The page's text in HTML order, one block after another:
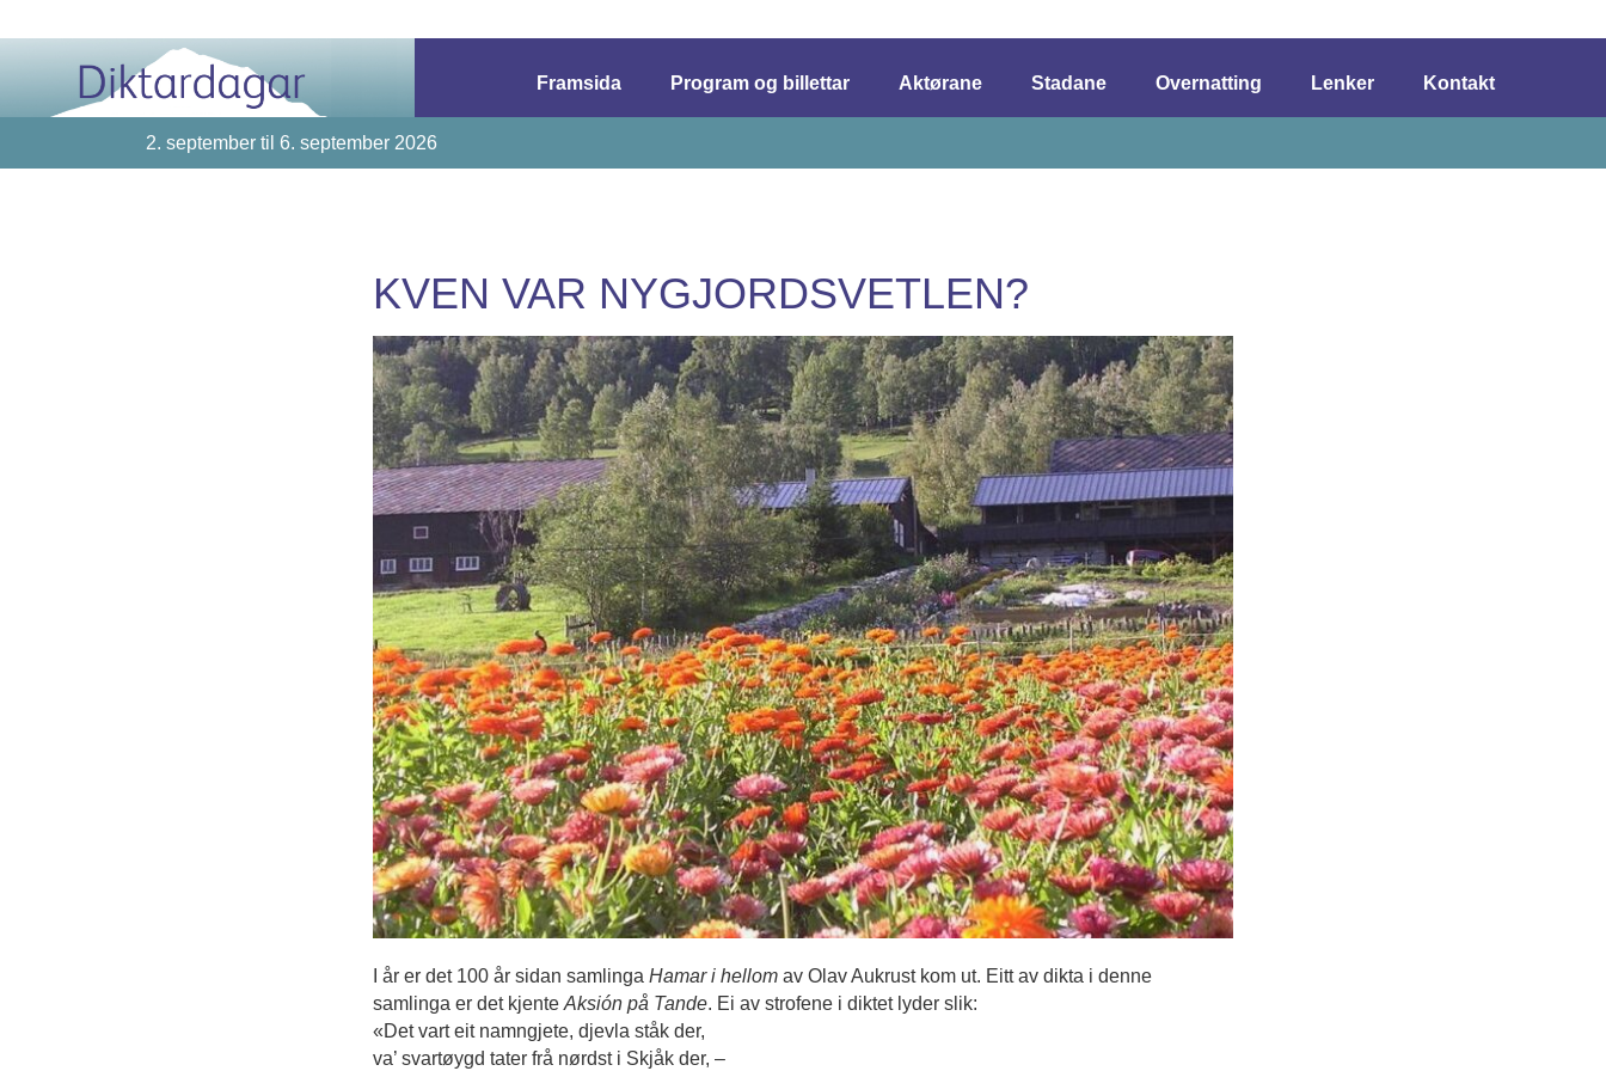
Framsida Program og billettar Aktørane Stadane Overnatting Lenker Kontakt
2. september til 6. september 2026
KVEN VAR NYGJORDSVETLEN?
I år er det 100 år sidan samlinga Hamar i hellom av Olav Aukrust kom ut. Eitt av dikta i denne
samlinga er det kjente Aksión på Tande. Ei av strofene i diktet lyder slik:
«Det vart eit namngjete, djevla ståk der,
va’ svartøygd tater frå nørdst i Skjåk der, –